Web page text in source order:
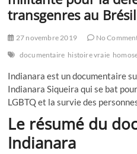
transgenres au Brésil
27 novembre 2019
No
documentaire histoire vraie
Indianara est un documentaire
Indianara Siqueira qui se bat
LGBTQ et la survie des
Le résumé du
Indianara